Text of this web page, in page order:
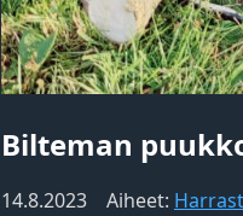
Bilteman
14.8.2023 Aiheet: